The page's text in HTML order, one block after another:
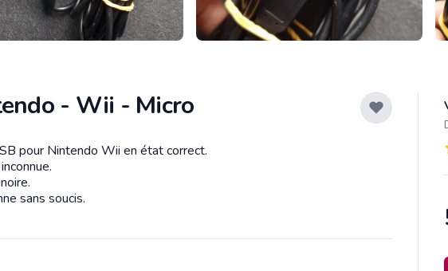
- Wii - Micro
pour Nintendo Wii en état correct.
sans soucis.